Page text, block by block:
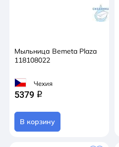
Мыльница Bemeta Plaza
118108022
Чехия
5379 q
В корзину